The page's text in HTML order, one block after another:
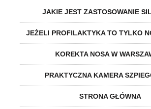
JAKIE JEST ZASTOSOWANIE
JEŻELI PROFILAKTYKA TO TYLKO
KOREKTA NOSA W
PRAKTYCZNA KAMERA
STRONA GŁÓWNA